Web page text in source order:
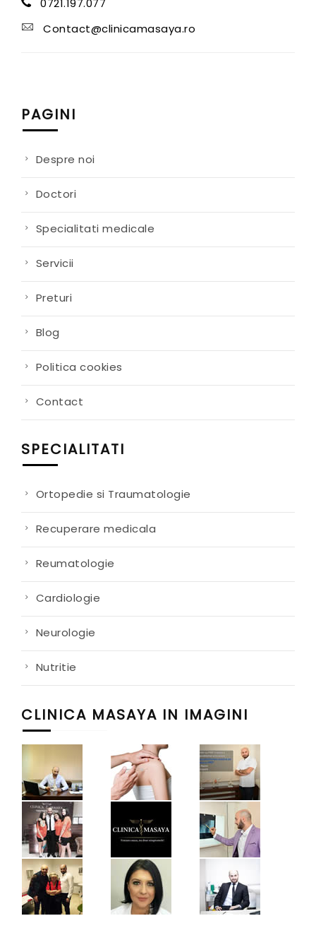
0721.197.077
Contact@clinicamasaya.ro
PAGINI
Despre noi
Doctori
Specialitati medicale
Servicii
Preturi
Blog
Politica cookies
Contact
SPECIALITATI
Ortopedie si Traumatologie
Recuperare medicala
Reumatologie
Cardiologie
Neurologie
Nutritie
CLINICA MASAYA IN IMAGINI